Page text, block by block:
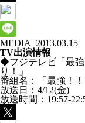
MEDIA
2013.03.15
TV出演情報
◆フジテレビ「最強
り！」
番組名：「最強！
放送日：4/12(金)
放送時間：19:57-